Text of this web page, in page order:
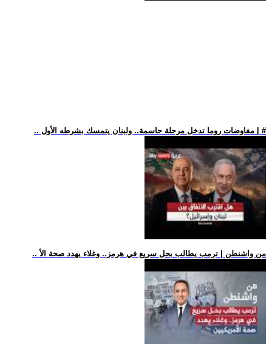
.. مفاوضات روما تدخل مرحلة حاسمة.. ولبنان يتمسك بشرطه الأول | #
.. من واشنطن | ترمب يطالب بحل سريع في هرمز.. وغلاء يهدد صحة الأ